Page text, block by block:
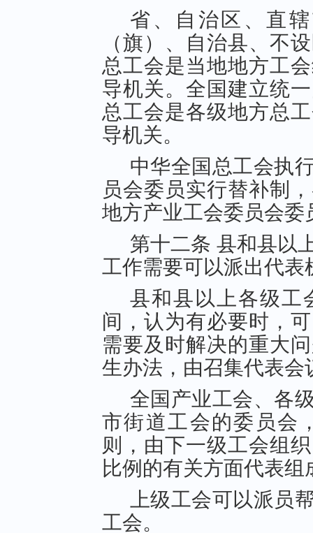
省、自治区、直
（旗）、自治县、不
总工会是当地地方工
导机关。全国建立统
总工会是各级地方总
导机关。
中华全国总工会执
员会委员实行替补制
地方产业工会委员会
第十二条 县和县以
工作需要可以派出代表
县和县以上各级工
间，认为有必要时，
需要及时解决的重大
生办法，由召集代表会
全国产业工会、各
市街道工会的委员会
则，由下一级工会组
比例的有关方面代表组
上级工会可以派员
工会。